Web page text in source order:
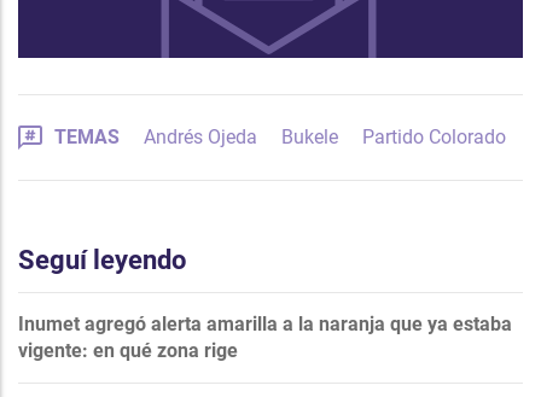
TEMAS Andrés Ojeda Bukele Partido Colorado
Seguí leyendo
Inumet agregó alerta amarilla a la naranja que ya estaba
vigente: en qué zona rige